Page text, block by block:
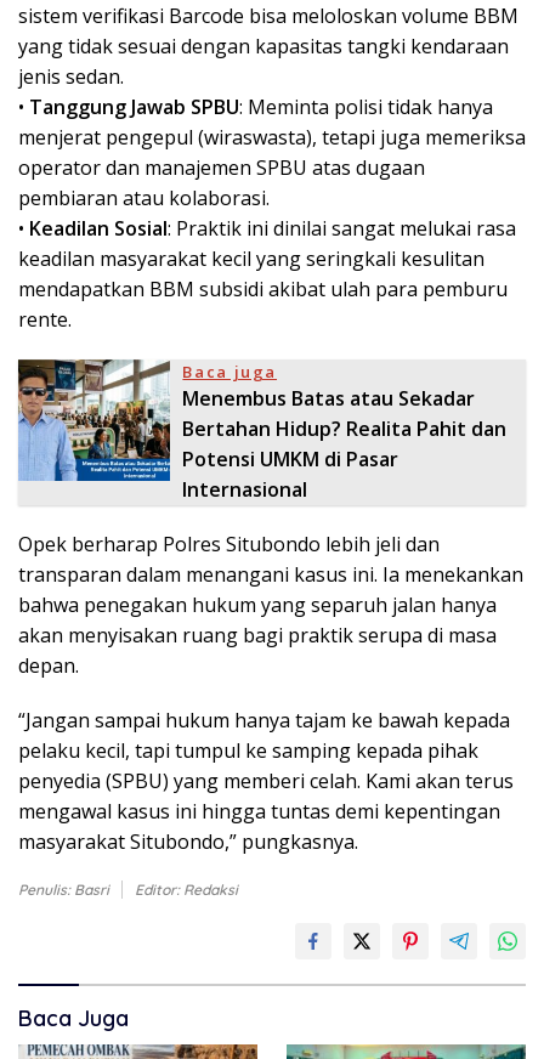
sistem verifikasi Barcode bisa meloloskan volume BBM
yang tidak sesuai dengan kapasitas tangki kendaraan
jenis sedan.
• Tanggung Jawab SPBU: Meminta polisi tidak hanya
menjerat pengepul (wiraswasta), tetapi juga memeriksa
operator dan manajemen SPBU atas dugaan
pembiaran atau kolaborasi.
• Keadilan Sosial: Praktik ini dinilai sangat melukai rasa
keadilan masyarakat kecil yang seringkali kesulitan
mendapatkan BBM subsidi akibat ulah para pemburu
rente.
Baca juga
Menembus Batas atau Sekadar
Bertahan Hidup? Realita Pahit dan
Potensi UMKM di Pasar
Internasional
Opek berharap Polres Situbondo lebih jeli dan
transparan dalam menangani kasus ini. Ia menekankan
bahwa penegakan hukum yang separuh jalan hanya
akan menyisakan ruang bagi praktik serupa di masa
depan.
“Jangan sampai hukum hanya tajam ke bawah kepada
pelaku kecil, tapi tumpul ke samping kepada pihak
penyedia (SPBU) yang memberi celah. Kami akan terus
mengawal kasus ini hingga tuntas demi kepentingan
masyarakat Situbondo,” pungkasnya.
Penulis: Basri Editor: Redaksi
Baca Juga